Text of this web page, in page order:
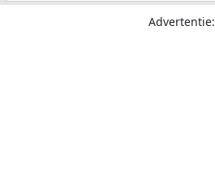
Advertentie: